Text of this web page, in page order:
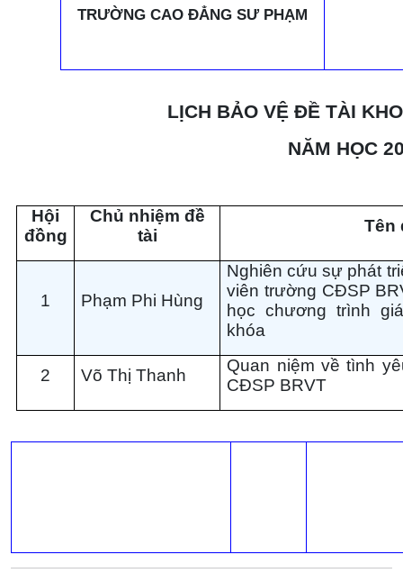
TRƯỜNG CAO ĐẲNG SƯ PHẠM
LỊCH BẢO VỆ ĐỀ TÀI
NĂM HỌC
Hội
đồng
Chủ nhiệm đề
tài
Tên
1 Phạm Phi Hùng
Nghiên cứu sự phát
viên trường CĐSP
học chương trình
khóa
2 Võ Thị Thanh
Quan niệm về tình
CĐSP BRVT